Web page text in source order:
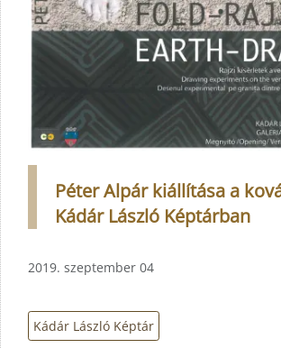
Péter Alpár kiállítása a
Kádár László Képtárban
2019. szeptember 04
Kádár László Képtár